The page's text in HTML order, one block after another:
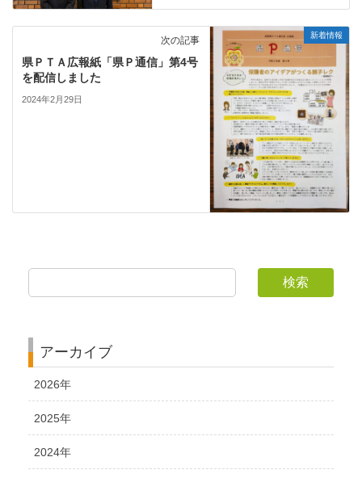
新着情報
次の記事
県ＰＴＡ広報紙「県Ｐ通信」第4号
を配信しました
2024年2月29日
検索
アーカイブ
2026年
2025年
2024年